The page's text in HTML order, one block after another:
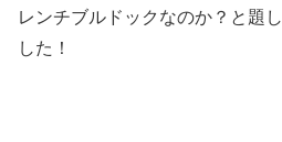
レンチブルドックなのか？と題
した！